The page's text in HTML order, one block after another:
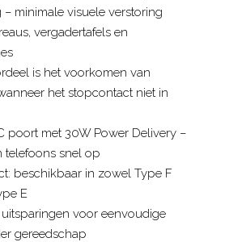
minimale visuele verstoring
vergadertafels en
is het voorkomen van
het stopcontact niet in
poort met 30W Power Delivery –
telefoons snel op
beschikbaar in zowel Type F
E
voor eenvoudige
gereedschap